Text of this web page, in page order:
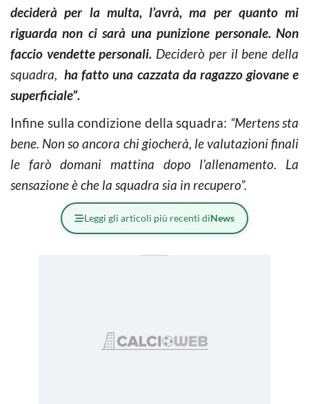
deciderà per la multa, l’avrà, ma per quanto mi
riguarda non ci sarà una punizione personale. Non
faccio vendette personali. Deciderò per il bene della
squadra, ha fatto una cazzata da ragazzo giovane e
superficiale”.
Infine sulla condizione della squadra: “Mertens sta
bene. Non so ancora chi giocherà, le valutazioni finali
le farò domani mattina dopo l’allenamento. La
sensazione è che la squadra sia in recupero”.
Leggi gli articoli più recenti diNews